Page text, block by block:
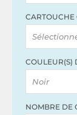
CARTOUCHE
COULEUR(S)
Noir
NOMBRE DE